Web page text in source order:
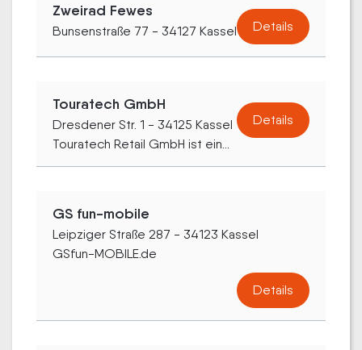
Zweirad Fewes
Bunsenstraße 77 - 34127 Kassel Details
Touratech GmbH
Dresdener Str. 1 - 34125 Kassel
Touratech Retail GmbH ist ein...
Details
GS fun-mobile
Leipziger Straße 287 - 34123 Kassel
GSfun-MOBILE.de
Details